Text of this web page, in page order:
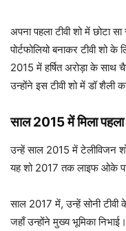
अपना पहला टीवी शो में छोटा
पोर्टफोलियो बनाकर टीवी शो
2015 में हर्षित अरोड़ा के साथ
उन्होंने इस टीवी शो में डॉ शैली
साल 2015 में मिला
उन्हें साल 2015 में टेलीविजन
यह शो 2017 तक लाइफ ओके
साल 2017 में, उन्हें सोनी टीवी
जहाँ उन्होंने मुख्य भूमिका